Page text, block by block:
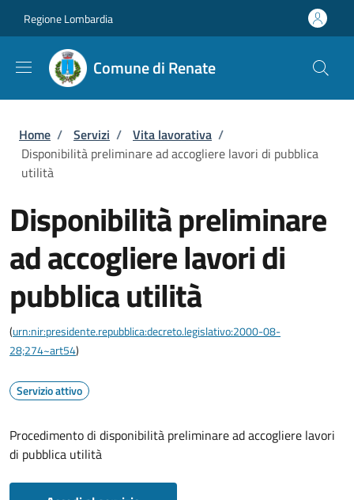
Regione Lombardia
Comune di Renate
Briciole di pane
Home / Servizi / Vita lavorativa /
Disponibilità preliminare ad accogliere lavori di pubblica
utilità
Disponibilità preliminare
ad accogliere lavori di
pubblica utilità
(urn:nir:presidente.repubblica:decreto.legislativo:2000-08-
28;274~art54)
Servizio attivo
Procedimento di disponibilità preliminare ad accogliere lavori
di pubblica utilità